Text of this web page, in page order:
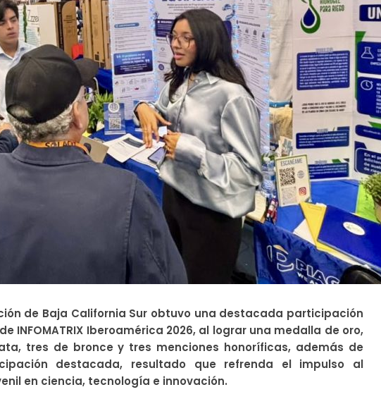
de Baja California Sur obtuvo una destacada participación
INFOMATRIX Iberoamérica 2026, al lograr una medalla de oro,
tres de bronce y tres menciones honoríficas, además de
destacada, resultado que refrenda el impulso al
en ciencia, tecnología e innovación.